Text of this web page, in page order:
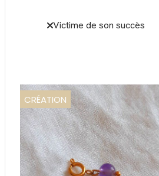
Victime de son succès
CRÉATION